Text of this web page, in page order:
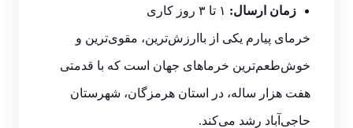
زمان ارسال: ۱ تا ۳ روز کاری
خرمای پیارم یکی از باارزش‌ترین، مقوی‌ترین و
خوش‌طعم‌ترین خرماهای جهان است که با قدمتی
هفت هزار ساله، در استان هرمزگان، شهرستان
حاجی‌آباد رشد می‌کند.